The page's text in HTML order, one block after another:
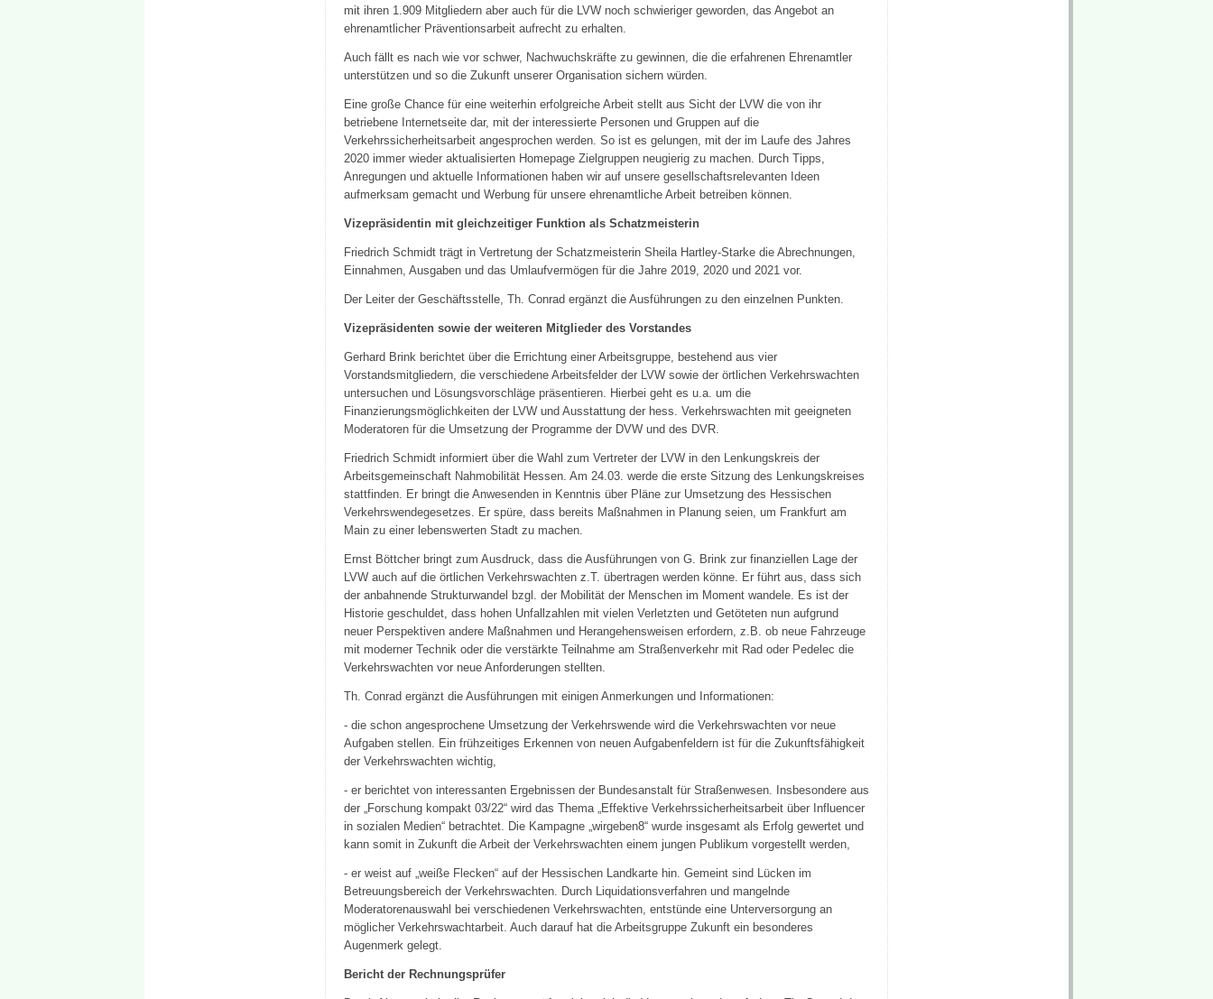
mit ihren 1.909 Mitgliedern aber auch für die LVW noch schwieriger geworden, das Angebot an
ehrenamtlicher Präventionsarbeit aufrecht zu erhalten.
Auch fällt es nach wie vor schwer, Nachwuchskräfte zu gewinnen, die die erfahrenen Ehrenamtler
unterstützen und so die Zukunft unserer Organisation sichern würden.
Eine große Chance für eine weiterhin erfolgreiche Arbeit stellt aus Sicht der LVW die von ihr
betriebene Internetseite dar, mit der interessierte Personen und Gruppen auf die
Verkehrssicherheitsarbeit angesprochen werden. So ist es gelungen, mit der im Laufe des Jahres
2020 immer wieder aktualisierten Homepage Zielgruppen neugierig zu machen. Durch Tipps,
Anregungen und aktuelle Informationen haben wir auf unsere gesellschaftsrelevanten Ideen
aufmerksam gemacht und Werbung für unsere ehrenamtliche Arbeit betreiben können.
Vizepräsidentin mit gleichzeitiger Funktion als Schatzmeisterin
Friedrich Schmidt trägt in Vertretung der Schatzmeisterin Sheila Hartley-Starke die Abrechnungen,
Einnahmen, Ausgaben und das Umlaufvermögen für die Jahre 2019, 2020 und 2021 vor.
Der Leiter der Geschäftsstelle, Th. Conrad ergänzt die Ausführungen zu den einzelnen Punkten.
Vizepräsidenten sowie der weiteren Mitglieder des Vorstandes
Gerhard Brink berichtet über die Errichtung einer Arbeitsgruppe, bestehend aus vier
Vorstandsmitgliedern, die verschiedene Arbeitsfelder der LVW sowie der örtlichen Verkehrswachten
untersuchen und Lösungsvorschläge präsentieren. Hierbei geht es u.a. um die
Finanzierungsmöglichkeiten der LVW und Ausstattung der hess. Verkehrswachten mit geeigneten
Moderatoren für die Umsetzung der Programme der DVW und des DVR.
Friedrich Schmidt informiert über die Wahl zum Vertreter der LVW in den Lenkungskreis der
Arbeitsgemeinschaft Nahmobilität Hessen. Am 24.03. werde die erste Sitzung des Lenkungskreises
stattfinden. Er bringt die Anwesenden in Kenntnis über Pläne zur Umsetzung des Hessischen
Verkehrswendegesetzes. Er spüre, dass bereits Maßnahmen in Planung seien, um Frankfurt am
Main zu einer lebenswerten Stadt zu machen.
Ernst Böttcher bringt zum Ausdruck, dass die Ausführungen von G. Brink zur finanziellen Lage der
LVW auch auf die örtlichen Verkehrswachten z.T. übertragen werden könne. Er führt aus, dass sich
der anbahnende Strukturwandel bzgl. der Mobilität der Menschen im Moment wandele. Es ist der
Historie geschuldet, dass hohen Unfallzahlen mit vielen Verletzten und Getöteten nun aufgrund
neuer Perspektiven andere Maßnahmen und Herangehensweisen erfordern, z.B. ob neue Fahrzeuge
mit moderner Technik oder die verstärkte Teilnahme am Straßenverkehr mit Rad oder Pedelec die
Verkehrswachten vor neue Anforderungen stellten.
Th. Conrad ergänzt die Ausführungen mit einigen Anmerkungen und Informationen:
- die schon angesprochene Umsetzung der Verkehrswende wird die Verkehrswachten vor neue
Aufgaben stellen. Ein frühzeitiges Erkennen von neuen Aufgabenfeldern ist für die Zukunftsfähigkeit
der Verkehrswachten wichtig,
- er berichtet von interessanten Ergebnissen der Bundesanstalt für Straßenwesen. Insbesondere aus
der „Forschung kompakt 03/22“ wird das Thema „Effektive Verkehrssicherheitsarbeit über Influencer
in sozialen Medien“ betrachtet. Die Kampagne „wirgeben8“ wurde insgesamt als Erfolg gewertet und
kann somit in Zukunft die Arbeit der Verkehrswachten einem jungen Publikum vorgestellt werden,
- er weist auf „weiße Flecken“ auf der Hessischen Landkarte hin. Gemeint sind Lücken im
Betreuungsbereich der Verkehrswachten. Durch Liquidationsverfahren und mangelnde
Moderatorenauswahl bei verschiedenen Verkehrswachten, entstünde eine Unterversorgung an
möglicher Verkehrswachtarbeit. Auch darauf hat die Arbeitsgruppe Zukunft ein besonderes
Augenmerk gelegt.
Bericht der Rechnungsprüfer